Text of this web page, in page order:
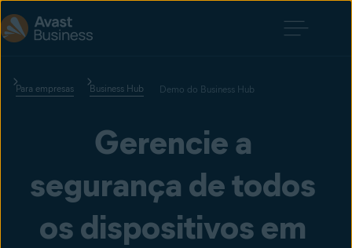
Para empresas Business Hub Demo do Business Hub
Gerencie a
segurança de todos
os dispositivos em